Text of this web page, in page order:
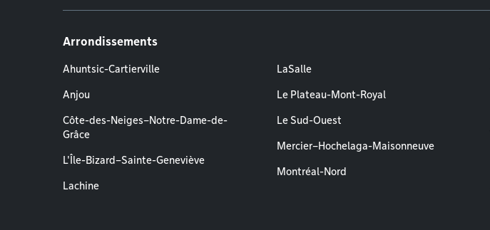
Arrondissements
Ahuntsic-Cartierville
Anjou
Côte-des-Neiges–Notre-Dame-de-
Grâce
L'Île-Bizard–Sainte-Geneviève
Lachine
LaSalle
Le Plateau-Mont-Royal
Le Sud-Ouest
Mercier–Hochelaga-Maisonneuve
Montréal-Nord